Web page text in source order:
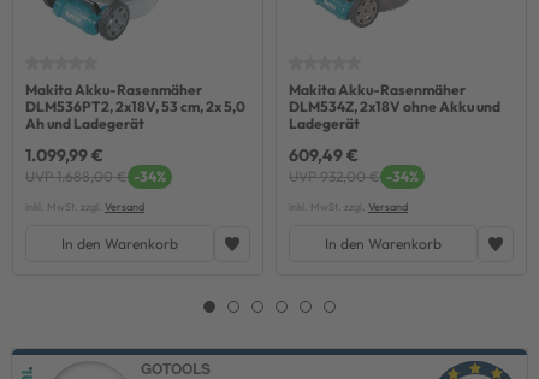
Makita Akku-Rasenmäher
DLM536PT2, 2x18V, 53 cm, 2x 5,0
Ah und Ladegerät
1.099,99 €
UVP 1.688,00 € -34%
inkl. MwSt. zzgl. Versand
In den Warenkorb
Makita Akku-Rasenmäher
DLM534Z, 2x18V ohne Akku und
Ladegerät
609,49 €
UVP 932,00 € -34%
inkl. MwSt. zzgl. Versand
In den Warenkorb